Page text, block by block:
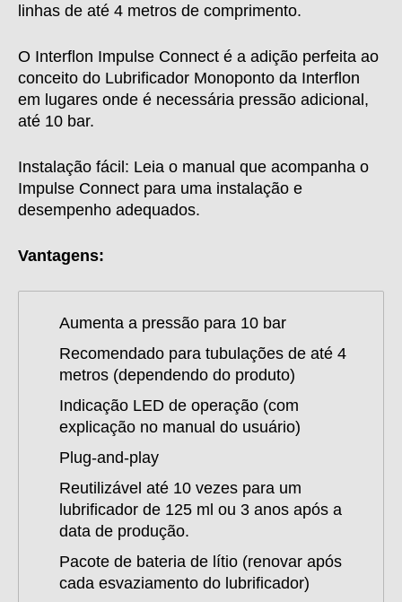
linhas de até 4 metros de comprimento.
O Interflon Impulse Connect é a adição perfeita ao
conceito do Lubrificador Monoponto da Interflon
em lugares onde é necessária pressão adicional,
até 10 bar.
Instalação fácil: Leia o manual que acompanha o
Impulse Connect para uma instalação e
desempenho adequados.
Vantagens:
Aumenta a pressão para 10 bar
Recomendado para tubulações de até 4
metros (dependendo do produto)
Indicação LED de operação (com
explicação no manual do usuário)
Plug-and-play
Reutilizável até 10 vezes para um
lubrificador de 125 ml ou 3 anos após a
data de produção.
Pacote de bateria de lítio (renovar após
cada esvaziamento do lubrificador)